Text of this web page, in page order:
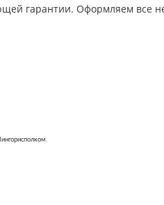
гарантии. Оформляем все